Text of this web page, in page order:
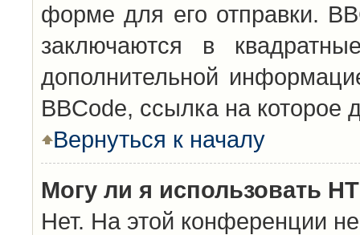
форме для его отправки.
заключаются в
дополнительной
BBCode, ссылка на
Вернуться к началу
Могу ли я использовать
Нет. На этой конференции